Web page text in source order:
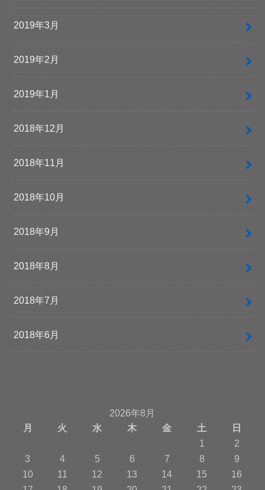
2019年3月
2019年2月
2019年1月
2018年12月
2018年11月
2018年10月
2018年9月
2018年8月
2018年7月
2018年6月
2026年8月
月
火 水 木 金 土
日
1
2
3
4 5 6 7 8
9
10
11 12 13 14 15
16